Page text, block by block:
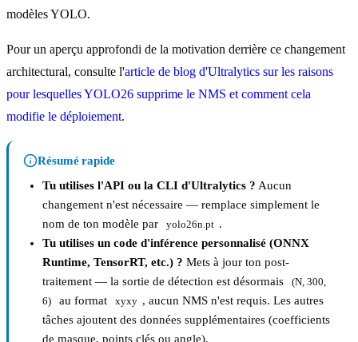
modèles YOLO.
Pour un aperçu approfondi de la motivation derrière ce changement
architectural, consulte l'article de blog d'Ultralytics sur les raisons
pour lesquelles YOLO26 supprime le NMS et comment cela
modifie le déploiement.
Résumé rapide
Tu utilises l'API ou la CLI d'Ultralytics ? Aucun
changement n'est nécessaire — remplace simplement le
nom de ton modèle par
yolo26n.pt .
Tu utilises un code d'inférence personnalisé (ONNX
Runtime, TensorRT, etc.) ? Mets à jour ton post-
traitement — la sortie de détection est désormais
(N, 300,
6)
au format xyxy , aucun NMS n'est requis. Les autres
tâches ajoutent des données supplémentaires (coefficients
de masque, points clés ou angle).